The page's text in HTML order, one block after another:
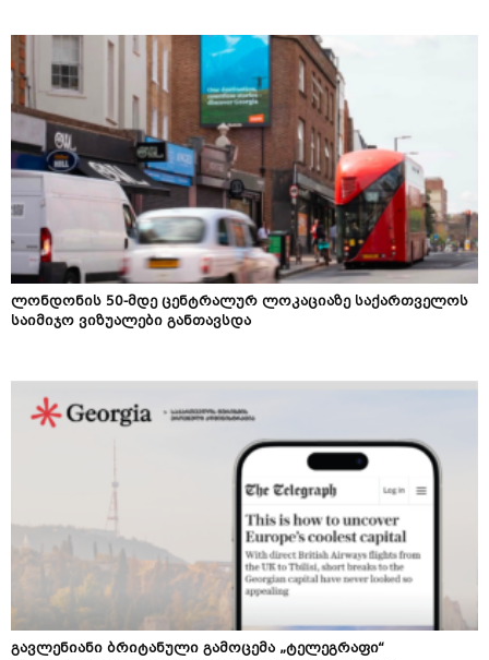
ლონდონის 50-მდე ცენტრალურ ლოკაციაზე საქართველოს
საიმიჯო ვიზუალები განთავსდა
გავლენიანი ბრიტანული გამოცემა „ტელეგრაფი“